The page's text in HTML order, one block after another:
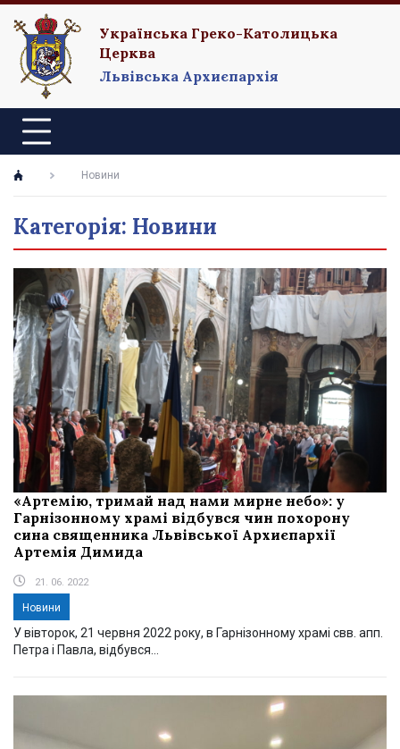
Українська Греко-Католицька
Церква
Львівська Архиєпархія
Новини
Категорія: Новини
«Артемію, тримай над нами мирне небо»: у
Гарнізонному храмі відбувся чин похорону
сина священника Львівської Архиєпархії
Артемія Димида
21. 06. 2022
Новини
У вівторок, 21 червня 2022 року, в Гарнізонному храмі свв. апп.
Петра і Павла, відбувся...